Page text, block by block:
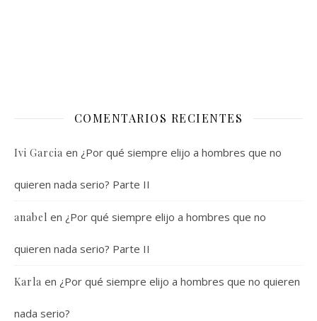
COMENTARIOS RECIENTES
Ivi Garcia en ¿Por qué siempre elijo a hombres que no
quieren nada serio? Parte II
anabel en ¿Por qué siempre elijo a hombres que no
quieren nada serio? Parte II
Karla en ¿Por qué siempre elijo a hombres que no quieren
nada serio?